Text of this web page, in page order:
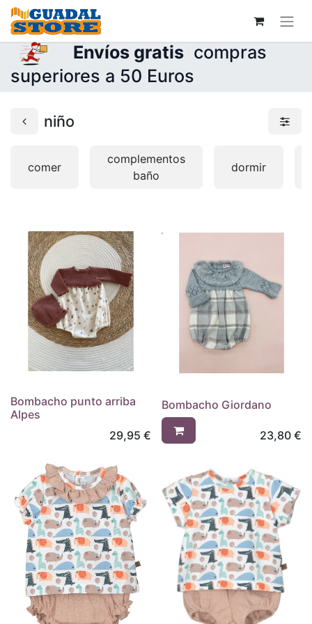
Envíos gratis compras
superiores a 50 Euros
niño
comer
complementos
baño
dormir
Bombacho punto arriba
Alpes
29,95 €
Bombacho Giordano
23,80 €